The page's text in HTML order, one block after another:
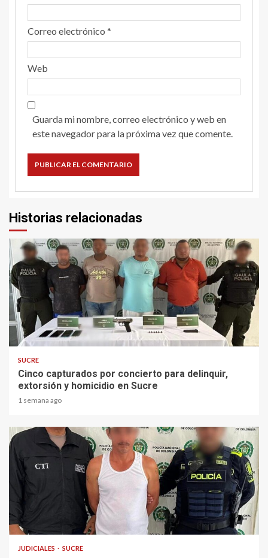
Correo electrónico *
Web
Guarda mi nombre, correo electrónico y web en
este navegador para la próxima vez que comente.
Historias relacionadas
2 min read
SUCRE
Cinco capturados por concierto para delinquir,
extorsión y homicidio en Sucre
1 semana ago
1 min read
JUDICIALES SUCRE